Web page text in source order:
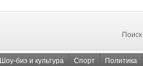
Поиск
Шоу-биз и культура Спорт Политика